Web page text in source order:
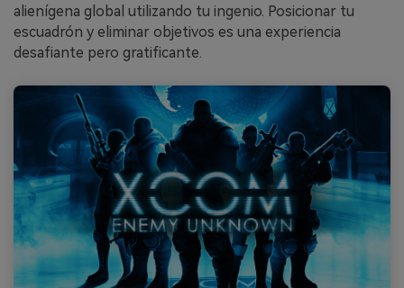
alienígena global utilizando tu ingenio. Posicionar tu
escuadrón y eliminar objetivos es una experiencia
desafiante pero gratificante.